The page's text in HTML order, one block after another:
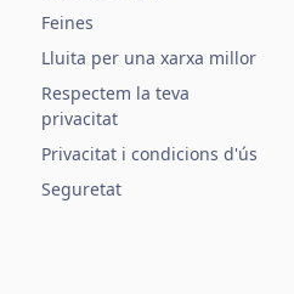
Feines
Lluita per una xarxa millor
Respectem la teva
privacitat
Privacitat i condicions d'ús
Seguretat